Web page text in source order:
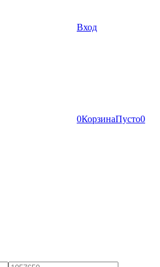
Вход
0КорзинаПусто0